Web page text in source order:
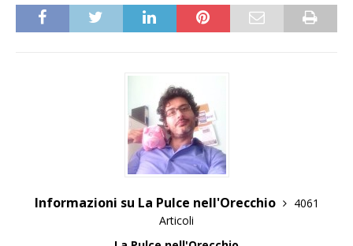
Informazioni su La Pulce nell'Orecchio
4061
Articoli